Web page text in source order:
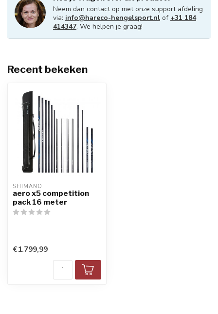
Neem dan contact op met onze support afdeling
via: info@hareco-hengelsport.nl of +31 184
414347. We helpen je graag!
Recent bekeken
SHIMANO
aero x5 competition
pack 16 meter
€1.799,99